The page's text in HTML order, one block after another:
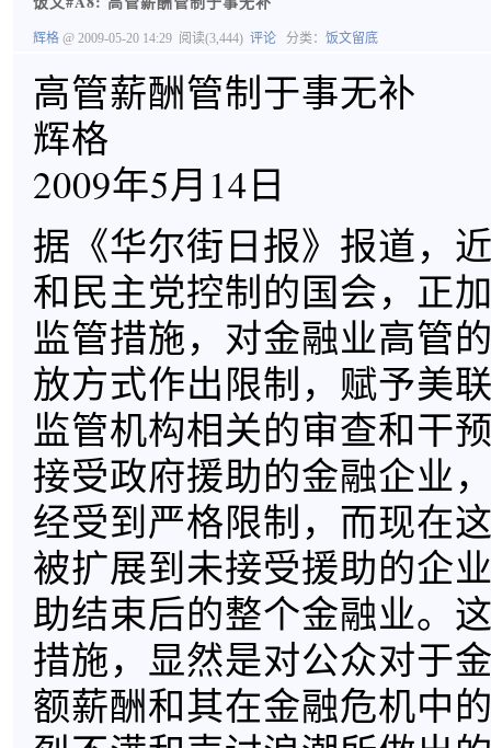
辉格 @ 2009-05-20 14:29 阅读(3,444) 评论 分类： 饭文留底
高管薪酬管制于事无补
辉格
2009年5月14日
据《华尔街日报》报道，
和民主党控制的国会，正
监管措施，对金融业高管
放方式作出限制，赋予美
监管机构相关的审查和干
接受政府援助的金融企业
经受到严格限制，而现在
被扩展到未接受援助的企
助结束后的整个金融业。
措施，显然是对公众对于
额薪酬和其在金融危机中